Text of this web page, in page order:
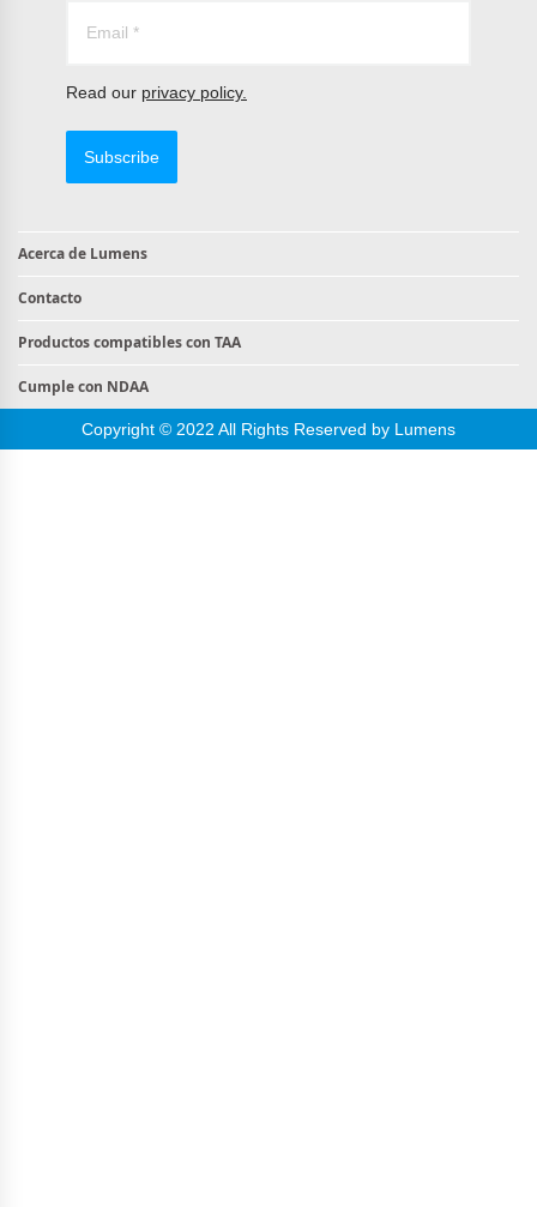
Read our privacy policy.
Subscribe
Acerca de Lumens
Contacto
Productos compatibles con TAA
Cumple con NDAA
Copyright © 2022 All Rights Reserved by Lumens